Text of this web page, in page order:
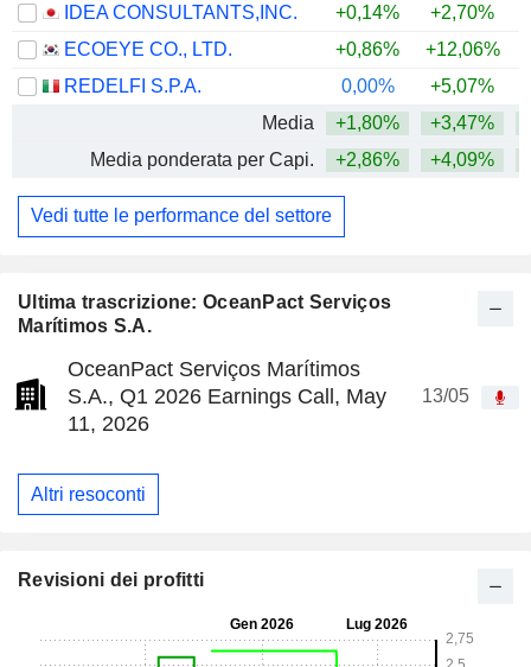
Ultima trascrizione: OceanPact Serviços
Marítimos S.A.
OceanPact Serviços Marítimos
S.A., Q1 2026 Earnings Call, May
11, 2026
13/05
Altri resoconti
IDEA CONSULTANTS,INC.
+0,14% +2,70%
ECOEYE CO., LTD.
+0,86% +12,06%
REDELFI S.P.A.
0,00% +5,07%
Media
+1,80% +3,47%
Media ponderata per Capi.
+2,86% +4,09%
Vedi tutte le performance del settore
Revisioni dei profitti